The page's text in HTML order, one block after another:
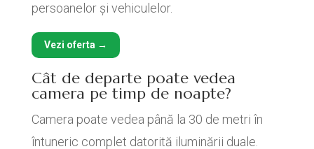
persoanelor și vehiculelor.
Vezi oferta →
Cât de departe poate vedea
camera pe timp de noapte?
Camera poate vedea până la 30 de metri în
întuneric complet datorită iluminării duale.